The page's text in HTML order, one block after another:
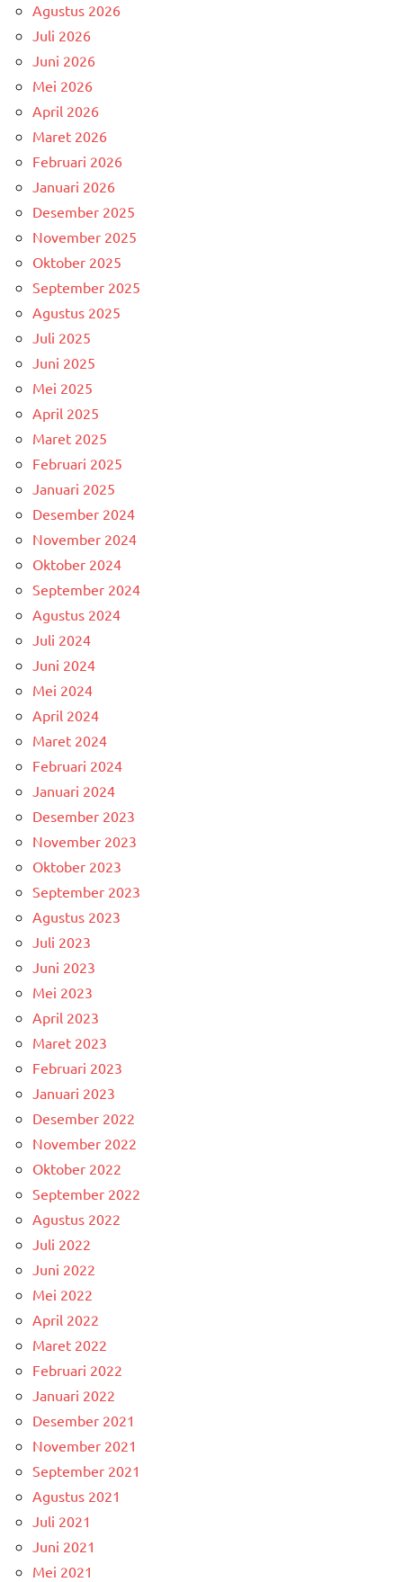
Agustus 2026
Juli 2026
Juni 2026
Mei 2026
April 2026
Maret 2026
Februari 2026
Januari 2026
Desember 2025
November 2025
Oktober 2025
September 2025
Agustus 2025
Juli 2025
Juni 2025
Mei 2025
April 2025
Maret 2025
Februari 2025
Januari 2025
Desember 2024
November 2024
Oktober 2024
September 2024
Agustus 2024
Juli 2024
Juni 2024
Mei 2024
April 2024
Maret 2024
Februari 2024
Januari 2024
Desember 2023
November 2023
Oktober 2023
September 2023
Agustus 2023
Juli 2023
Juni 2023
Mei 2023
April 2023
Maret 2023
Februari 2023
Januari 2023
Desember 2022
November 2022
Oktober 2022
September 2022
Agustus 2022
Juli 2022
Juni 2022
Mei 2022
April 2022
Maret 2022
Februari 2022
Januari 2022
Desember 2021
November 2021
September 2021
Agustus 2021
Juli 2021
Juni 2021
Mei 2021